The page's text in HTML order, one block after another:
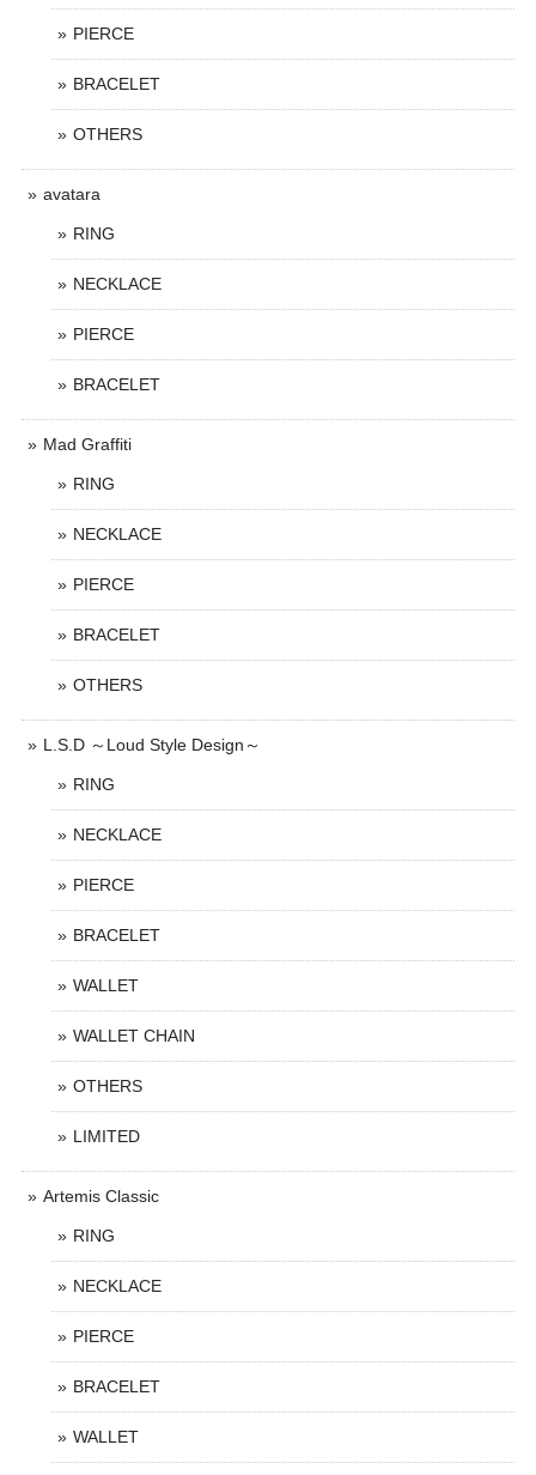
PIERCE
BRACELET
OTHERS
avatara
RING
NECKLACE
PIERCE
BRACELET
Mad Graffiti
RING
NECKLACE
PIERCE
BRACELET
OTHERS
L.S.D ～Loud Style Design～
RING
NECKLACE
PIERCE
BRACELET
WALLET
WALLET CHAIN
OTHERS
LIMITED
Artemis Classic
RING
NECKLACE
PIERCE
BRACELET
WALLET